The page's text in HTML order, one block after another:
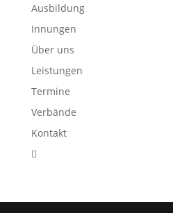
Ausbildung
Innungen
Über uns
Leistungen
Termine
Verbände
Kontakt
